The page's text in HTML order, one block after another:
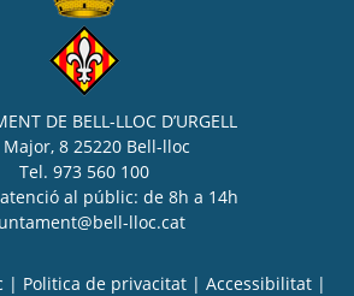
DE BELL-LLOC D’URGELL
Major, 8 25220 Bell-lloc
Tel. 973 560 100
al públic: de 8h a 14h
lloc.cat
| Politica de privacitat | Accessibilitat |